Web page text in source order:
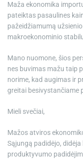
Maža ekonomika
pateiktas pasaulines
pažeidžiamumą
makroekonominio
Mano nuomone, šios
nes buvimas mažu taip
norime, kad augimas ir
greitai besivystančiame
Mieli svečiai,
Mažos atviros
Sąjungą padidėjo,
produktyvumo